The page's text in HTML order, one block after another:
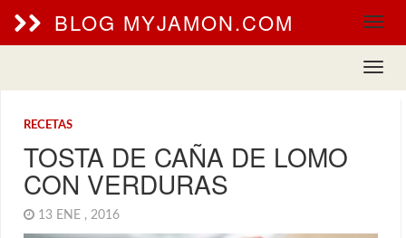
BLOG MYJAMON.COM
RECETAS
TOSTA DE CAÑA DE LOMO
CON VERDURAS
13 ENE , 2016